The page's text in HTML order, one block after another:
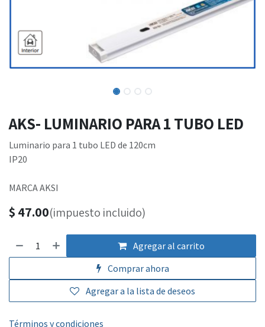
AKS- LUMINARIO PARA 1 TUBO LED
Luminario para 1 tubo LED de 120cm
IP20
MARCA AKSI
$ 47.00(impuesto incluido)
Agregar al carrito
Comprar ahora
Agregar a la lista de deseos
Términos y condiciones